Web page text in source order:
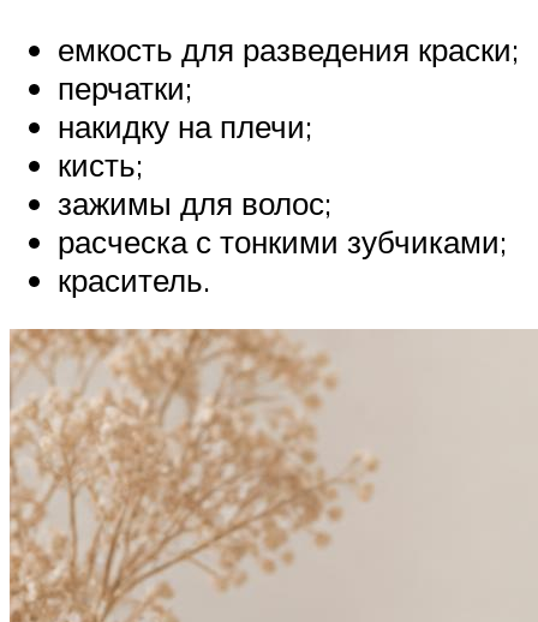
емкость для разведения краски;
перчатки;
накидку на плечи;
кисть;
зажимы для волос;
расческа с тонкими зубчиками;
краситель.